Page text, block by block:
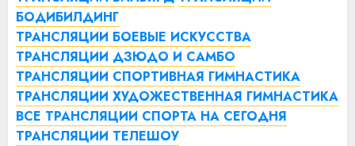
БОДИБИЛДИНГ
ТРАНСЛЯЦИИ БОЕВЫЕ ИСКУССТВА
ТРАНСЛЯЦИИ ДЗЮДО И САМБО
ТРАНСЛЯЦИИ СПОРТИВНАЯ ГИМНАСТИКА
ТРАНСЛЯЦИИ ХУДОЖЕСТВЕННАЯ ГИМНАСТИКА
ВСЕ ТРАНСЛЯЦИИ СПОРТА НА СЕГОДНЯ
ТРАНСЛЯЦИИ ТЕЛЕШОУ